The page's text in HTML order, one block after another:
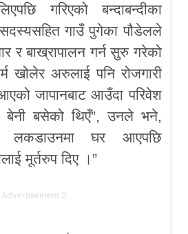
गरिएको बन्दाबन्दीका
सदस्यसहित गाउँ पुगेका पौडेलले
र बाख्रापालन गर्न सुरु गरेको
खोलेर अरुलाई पनि रोजगारी
जापानबाट आउँदा परिवेश
बसेको थिएँ”, उनले भने,
लकडाउनमा घर आएपछि
मूर्तरुप दिए ।”
Advertisement 2